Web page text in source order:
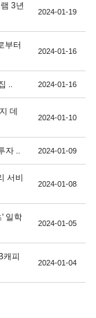
3년
2024-01-19
부터
2024-01-16
.. 2024-01-16
데
2024-01-10
자 .. 2024-01-09
서비
2024-01-08
' 일학
2024-01-05
캐피
2024-01-04